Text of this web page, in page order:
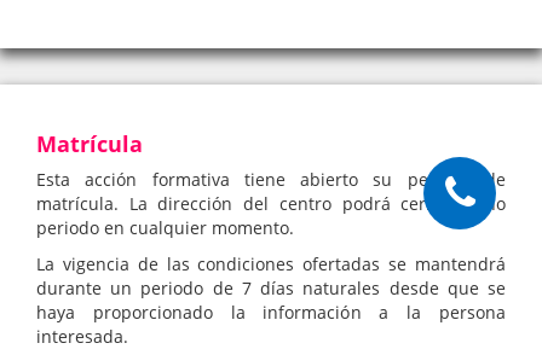
Matrícula
Esta acción formativa tiene abierto su periodo de
matrícula. La dirección del centro podrá cerrar dicho
periodo en cualquier momento.
La vigencia de las condiciones ofertadas se mantendrá
durante un periodo de 7 días naturales desde que se
haya proporcionado la información a la persona
interesada.